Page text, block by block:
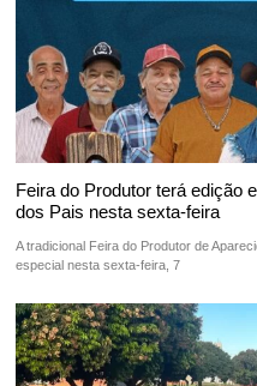
Feira do Produtor terá edição
dos Pais nesta sexta-feira
A tradicional Feira do Produtor de
especial nesta sexta-feira, 7